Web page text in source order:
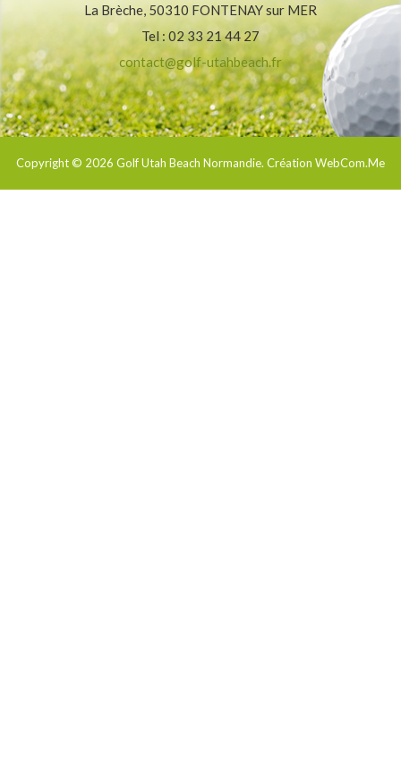
La Brèche, 50310 FONTENAY sur MER
Tel : 02 33 21 44 27
contact@golf-utahbeach.fr
Copyright © 2026 Golf Utah Beach Normandie. Création WebCom.Me